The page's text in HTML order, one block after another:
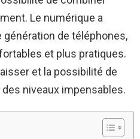
Le numérique a
génération de téléphones,
et plus pratiques.
et la possibilité de
niveaux impensables.